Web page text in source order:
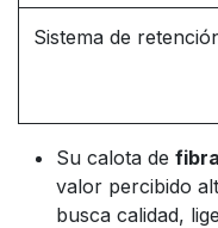
Sistema de
Su calota de
valor percibido
busca calidad,